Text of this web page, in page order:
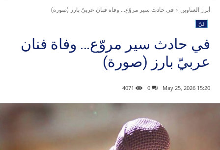
أبرز العناوين في حادث سير مروّع... وفاة فنان عربيّ بارز (صورة)
فنّ
في حادث سير مروّع… وفاة فنان
عربيّ بارز (صورة)
15:20 2026 ,May 25
0
4071